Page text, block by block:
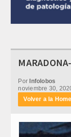
PorInfolobos
noviembre 30,
Volver a la Home